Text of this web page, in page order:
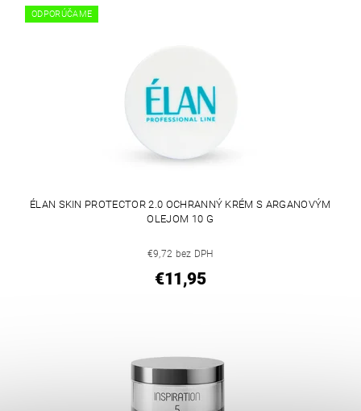
ODPORÚČAME
ÉLAN SKIN PROTECTOR 2.0 OCHRANNÝ KRÉM S ARGANOVÝM
OLEJOM 10 G
€9,72 bez DPH
€11,95